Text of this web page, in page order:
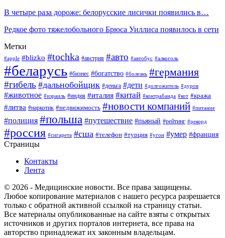
В четыре раза дороже: белорусские лисички появились в…
Редкое фото тяжелобольного Брюса Уиллиса появилось в сети
Метки
#apple #blizko #tochka #австрия #авто #автобус #алкоголь
#беларусь #бизнес #богатство #болезнь #германия
#гибель #дальнобойщик #деньга #дети #долгожитель #дуров
#животное #израиль #индия #италия #китай #контрабанда #кот #кража
#литва #наркотик #недвижимость #новости компаний #питание
#полиция #польша #путешествие #пьяный #рейтинг #рекорд
#россия #сигарета #сша #телефон #турция #угон #умер #франция
Страницы
Контакты
Лента
© 2026 - Медицинские новости. Все права защищены.
Любое копирование материалов с нашего ресурса разрешается
только с обратной активной ссылкой на страницу статьи.
Все материалы опубликованные на сайте взяты с открытых
источников и других порталов интернета, все права на
авторство принадлежат их законным владельцам.